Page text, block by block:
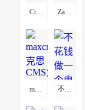
ZanPianCms(赞片CMS)通用采集教程(图文)
不花钱做一个电影网站方法